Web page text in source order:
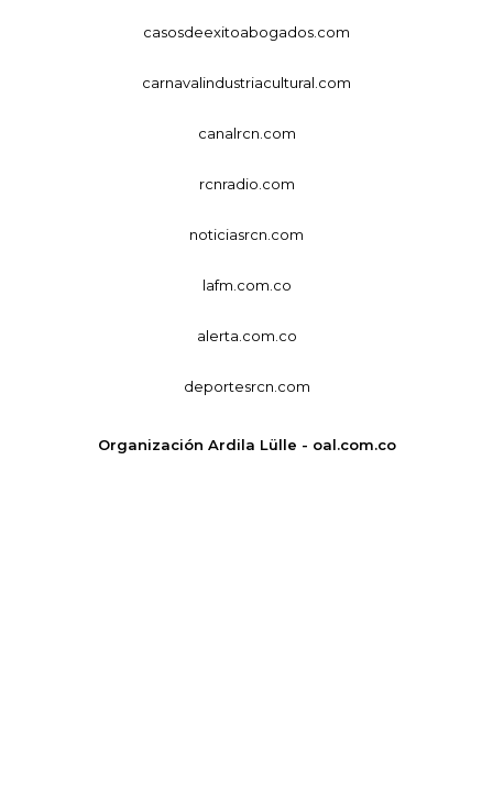
casosdeexitoabogados.com
carnavalindustriacultural.com
canalrcn.com
rcnradio.com
noticiasrcn.com
lafm.com.co
alerta.com.co
deportesrcn.com
Organización Ardila Lülle - oal.com.co